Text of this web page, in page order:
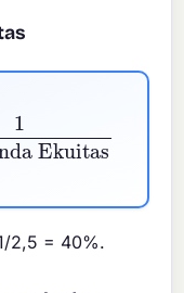
Ekuitas
2,5 = 40%.